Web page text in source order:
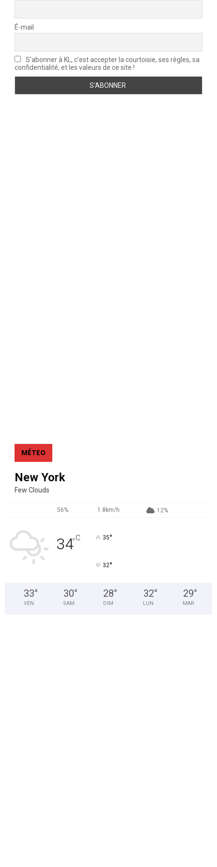
É-mail
S'abonner à KL, c'est accepter la courtoisie, ses règles, sa
confidentialité, et les valeurs de ce site !
MÉTEO
New York
Few Clouds
56% 1.8km/h 12%
34°C 35°
32°
33°
VEN
30°
SAM
28°
DIM
32°
LUN
29°
MAR